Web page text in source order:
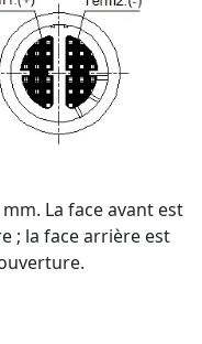
La face avant est
; la face arrière est